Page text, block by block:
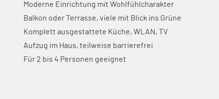
Moderne Einrichtung mit Wohlfühlcharakter
Balkon oder Terrasse, viele mit Blick ins Grüne
Komplett ausgestattete Küche, WLAN, TV
Aufzug im Haus, teilweise barrierefrei
Für 2 bis 4 Personen geeignet